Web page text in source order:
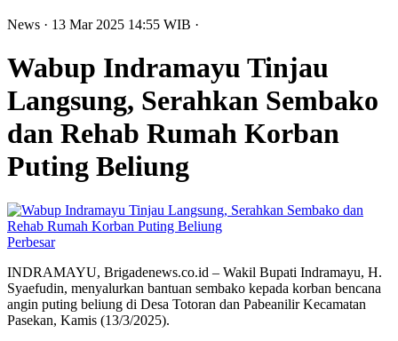
News · 13 Mar 2025 14:55 WIB ·
Wabup Indramayu Tinjau
Langsung, Serahkan Sembako
dan Rehab Rumah Korban
Puting Beliung
Perbesar
INDRAMAYU, Brigadenews.co.id – Wakil Bupati Indramayu, H.
Syaefudin, menyalurkan bantuan sembako kepada korban bencana
angin puting beliung di Desa Totoran dan Pabeanilir Kecamatan
Pasekan, Kamis (13/3/2025).